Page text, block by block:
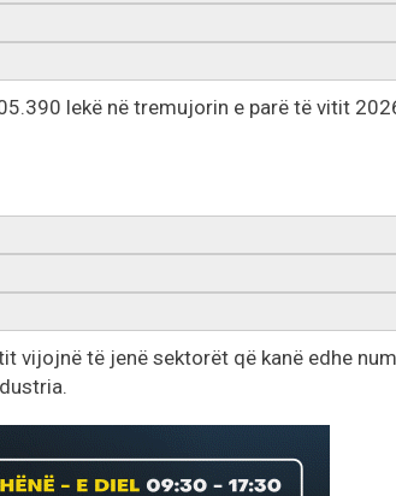
lekë në tremujorin e parë të vitit
vijojnë të jenë sektorët që kanë edhe